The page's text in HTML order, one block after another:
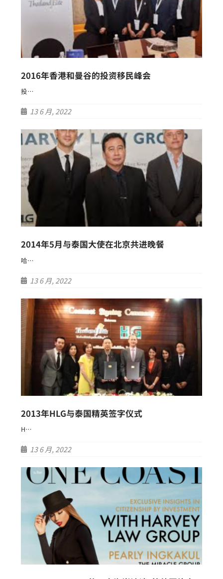
2016年香港和曼谷的投资移民峰会
投…
13 6 月, 2022
2014年5月与泰国大使在北京共进晚餐
哈…
13 6 月, 2022
2013年HLG与泰国精英签字仪式
H…
13 6 月, 2022